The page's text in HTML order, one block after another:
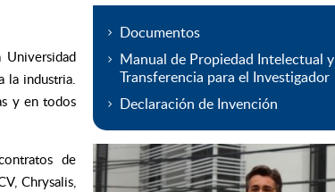
la industria.
y en todos
de
Chrysalis,
Documentos
Manual de Propiedad Intelectual y
Transferencia para el Investigador
Declaración de Invención